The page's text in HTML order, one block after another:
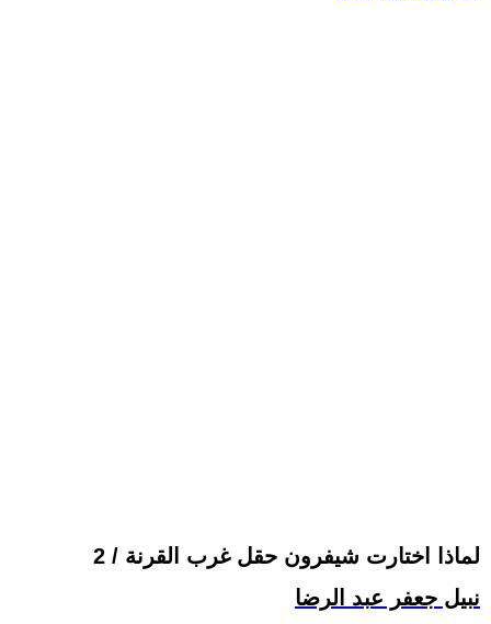
لماذا اختارت شيفرون حقل غرب القرنة / 2
نبيل جعفر عبد الرضا